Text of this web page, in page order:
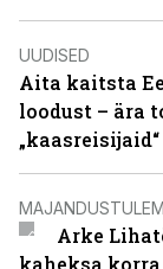
UUDISED
Aita kaitsta
loodust – ära
„kaasreisijaid“
Arke
kaheksa korra